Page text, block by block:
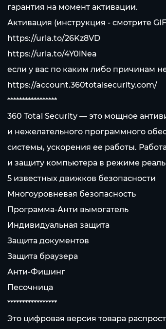
гарантия на момент активации.
Активация (инструкция - смотрите
https://urla.to/26Kz8VD
https://urla.to/4Y0lNea
если у вас по каким либо причинам
https://account.360totalsecurity.com/
*****************
360 Total Security — это мощное
и нежелательного программного
системы, ускорения ее работы.
и защиту компьютера в режиме
5 известных движков безопасности
Многоуровневая безопасность
Программа-Анти вымогатель
Индивидуальная защита
Защита документов
Защита браузера
Анти-Фишинг
Песочница
*****************
Это цифровая версия товара